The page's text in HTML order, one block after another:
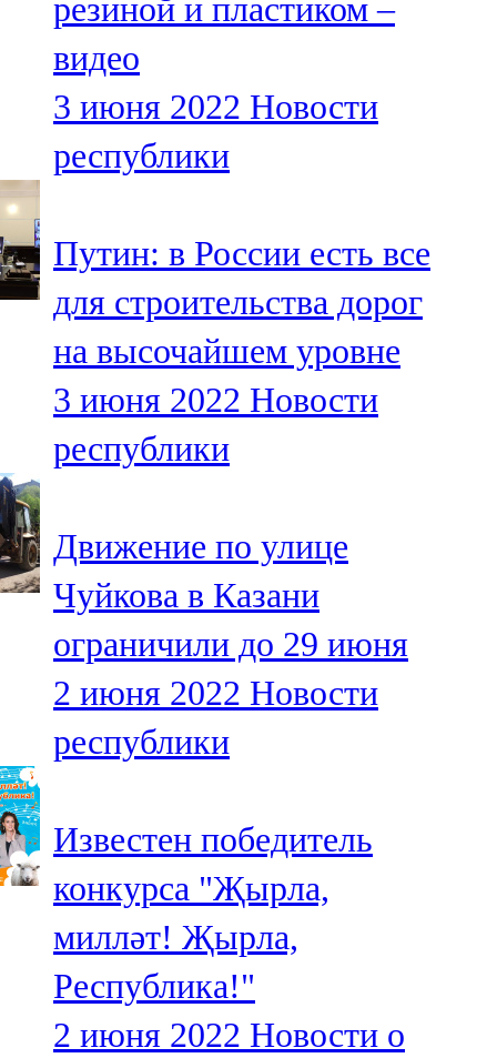
резиной и пластиком –
видео
3 июня 2022 Новости
республики
Путин: в России есть все
для строительства дорог
на высочайшем уровне
3 июня 2022 Новости
республики
Движение по улице
Чуйкова в Казани
ограничили до 29 июня
2 июня 2022 Новости
республики
Известен победитель
конкурса "Җырла,
милләт! Җырла,
Республика!"
2 июня 2022 Новости о